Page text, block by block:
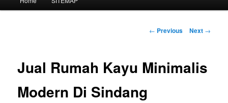
content
Post
← Previous Next →
Jual Rumah Kayu Minimalis
Modern Di Sindang